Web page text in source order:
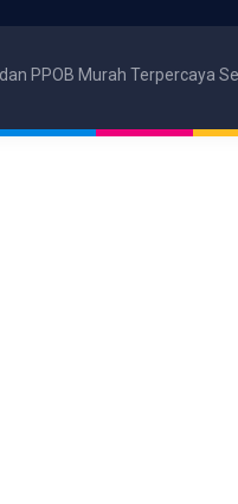
PPOB Murah Terpercaya